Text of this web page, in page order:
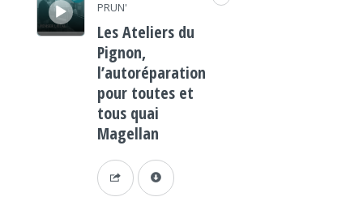
PRUN'
Les Ateliers du
Pignon,
l’autoréparation
pour toutes et
tous quai
Magellan